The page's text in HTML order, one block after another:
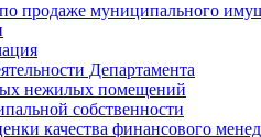
продаже муниципального
Департамента
нежилых помещений
собственности
качества финансового